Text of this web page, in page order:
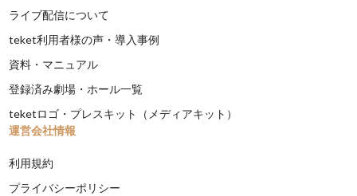
ライブ配信について
teket利用者様の声・導入事例
資料・マニュアル
登録済み劇場・ホール一覧
teketロゴ・プレスキット（メディアキット）
運営会社情報
利用規約
プライバシーポリシー